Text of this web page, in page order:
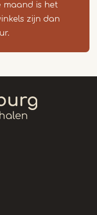
maand is het
zijn dan